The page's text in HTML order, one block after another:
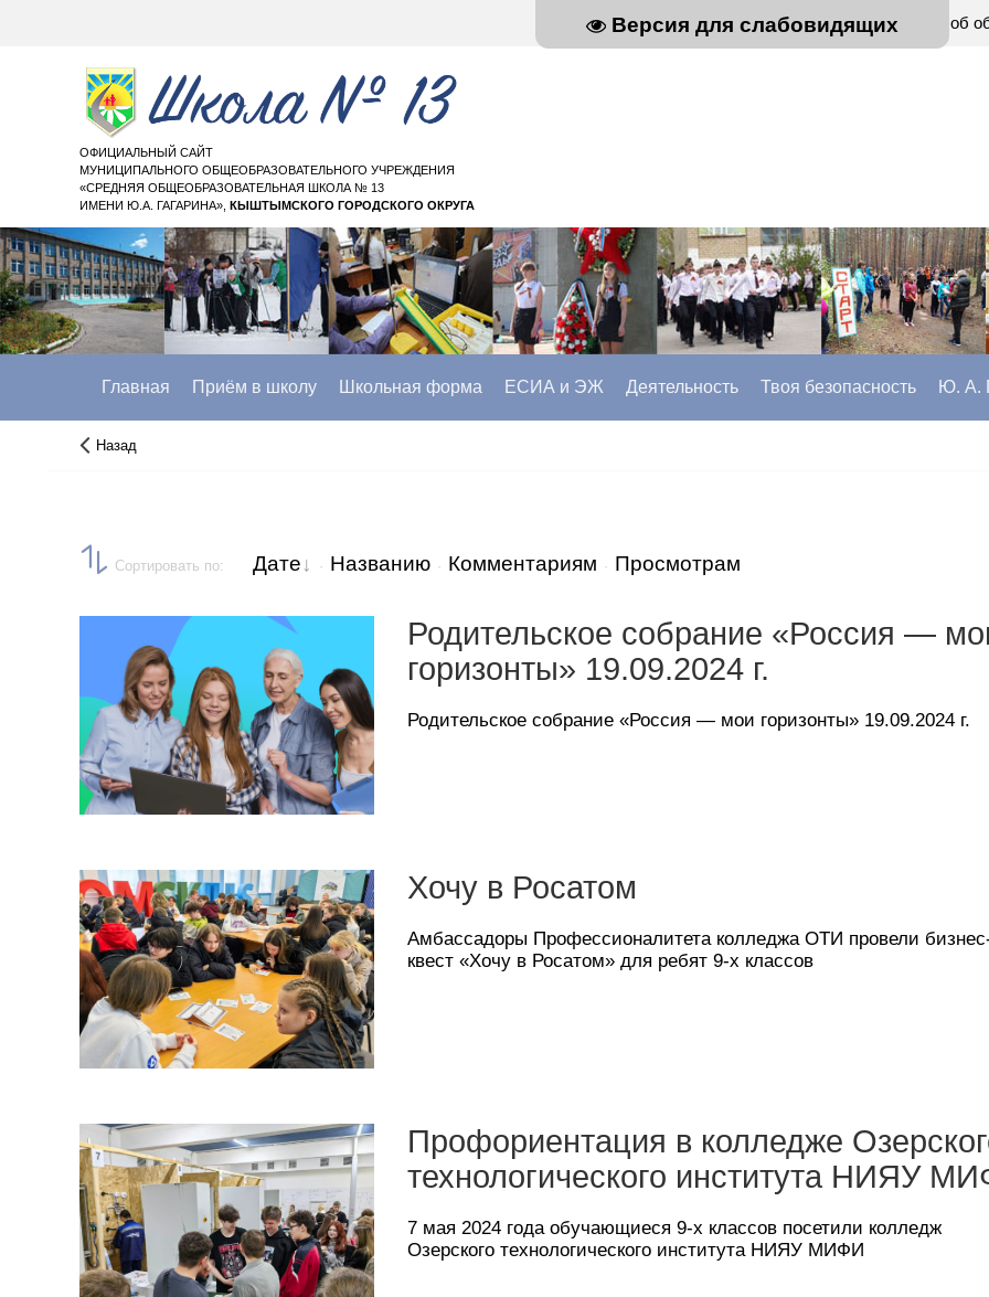
Версия для слабовидящих
Главная Сведения об
ОФИЦИАЛЬНЫЙ САЙТ
МУНИЦИПАЛЬНОГО ОБЩЕОБРАЗОВАТЕЛЬНОГО УЧРЕЖДЕНИЯ
«СРЕДНЯЯ ОБЩЕОБРАЗОВАТЕЛЬНАЯ ШКОЛА № 13
ИМЕНИ Ю.А. ГАГАРИНА», КЫШТЫМСКОГО ГОРОДСКОГО ОКРУГА
Главная Приём в школу Школьная форма ЕСИА и ЭЖ Деятельность Твоя безопасность Ю. А.
Назад
Сортировать по: Дате · Названию · Комментариям · Просмотрам
Родительское собрание «Россия —
горизонты» 19.09.2024 г.
Родительское собрание «Россия — мои горизонты» 19.09.2024 г.
Хочу в Росатом
Амбассадоры Профессионалитета колледжа ОТИ провели
квест «Хочу в Росатом» для ребят 9-х классов
Профориентация в колледже
технологического института НИЯУ
7 мая 2024 года обучающиеся 9-х классов посетили колледж
Озерского технологического института НИЯУ МИФИ